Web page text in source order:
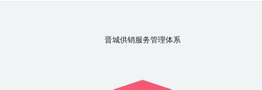
晋城供销服务管理体系